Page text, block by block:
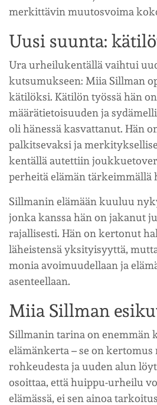
merkittävin muutosvoima
Uusi suunta:
Ura urheilukentällä vaihtui
kutsumukseen: Miia Sillman
kätilöksi. Kätilön työssä hän
määrätietoisuuden ja
oli hänessä kasvattanut. Hän
palkitsevaksi ja
kentällä autettiin
perheitä elämän tärkeimmällä
Sillmanin elämään kuuluu
jonka kanssa hän on jakanut
rajallisesti. Hän on kertonut
läheistensä yksityisyyttä,
monia avoimuudellaan ja
asenteellaan.
Miia Sillman
Sillmanin tarina on enemmän
elämänkerta – se on kertomus
rohkeudesta ja uuden alun
osoittaa, että huippu-urheilu
elämässä, ei sen ainoa